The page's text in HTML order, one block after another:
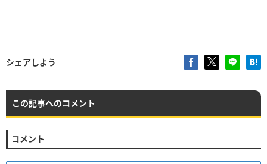
シェアしよう
この記事へのコメント
コメント